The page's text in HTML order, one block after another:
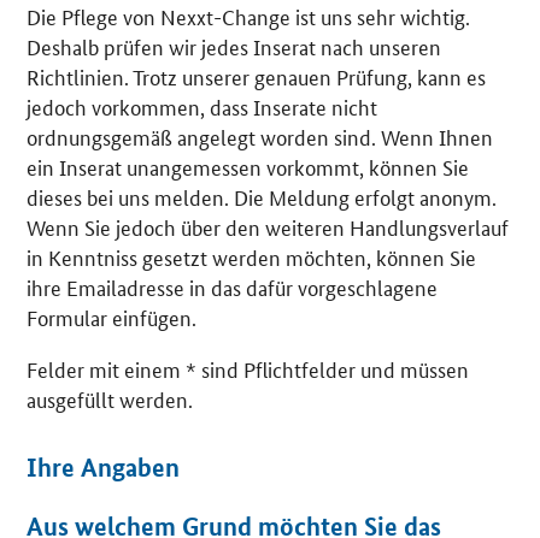
Die Pflege von Nexxt-Change ist uns sehr wichtig.
Deshalb prüfen wir jedes Inserat nach unseren
Richtlinien. Trotz unserer genauen Prüfung, kann es
jedoch vorkommen, dass Inserate nicht
ordnungsgemäß angelegt worden sind. Wenn Ihnen
ein Inserat unangemessen vorkommt, können Sie
dieses bei uns melden. Die Meldung erfolgt anonym.
Wenn Sie jedoch über den weiteren Handlungsverlauf
in Kenntniss gesetzt werden möchten, können Sie
ihre Emailadresse in das dafür vorgeschlagene
Formular einfügen.
Felder mit einem * sind Pflichtfelder und müssen
ausgefüllt werden.
Ihre Angaben
Aus welchem Grund möchten Sie das